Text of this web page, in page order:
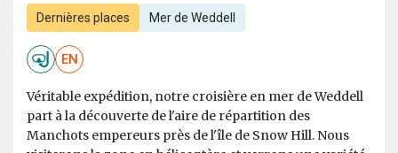
Dernières places Mer de Weddell
EN
Véritable expédition, notre croisière en mer de Weddell
part à la découverte de l'aire de répartition des
Manchots empereurs près de l'île de Snow Hill. Nous